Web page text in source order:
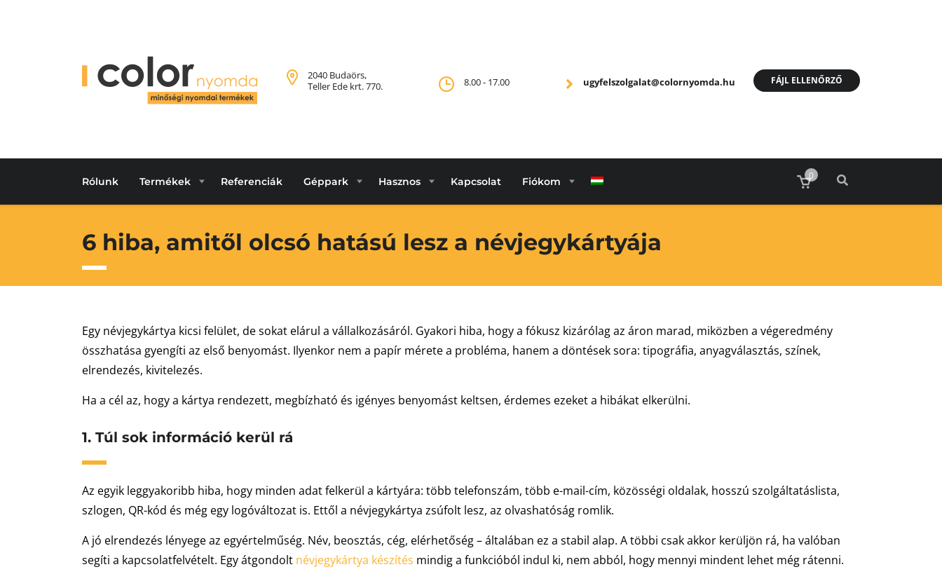
2040 Budaörs,
Teller Ede krt. 770.
8.00 - 17.00 ugyfelszolgalat@colornyomda.hu FÁJL ELLENŐRZŐ
Rólunk Termékek Referenciák Géppark Hasznos Kapcsolat Fiókom 0
6 hiba, amitől olcsó hatású lesz a névjegykártyája
Egy névjegykártya kicsi felület, de sokat elárul a vállalkozásáról. Gyakori hiba, hogy a fókusz kizárólag az áron marad, miközben a végeredmény
összhatása gyengíti az első benyomást. Ilyenkor nem a papír mérete a probléma, hanem a döntések sora: tipográfia, anyagválasztás, színek,
elrendezés, kivitelezés.
Ha a cél az, hogy a kártya rendezett, megbízható és igényes benyomást keltsen, érdemes ezeket a hibákat elkerülni.
1. Túl sok információ kerül rá
Az egyik leggyakoribb hiba, hogy minden adat felkerül a kártyára: több telefonszám, több e-mail-cím, közösségi oldalak, hosszú szolgáltatáslista,
szlogen, QR-kód és még egy logóváltozat is. Ettől a névjegykártya zsúfolt lesz, az olvashatóság romlik.
A jó elrendezés lényege az egyértelműség. Név, beosztás, cég, elérhetőség – általában ez a stabil alap. A többi csak akkor kerüljön rá, ha valóban
segíti a kapcsolatfelvételt. Egy átgondolt névjegykártya készítés mindig a funkcióból indul ki, nem abból, hogy mennyi mindent lehet még rátenni.